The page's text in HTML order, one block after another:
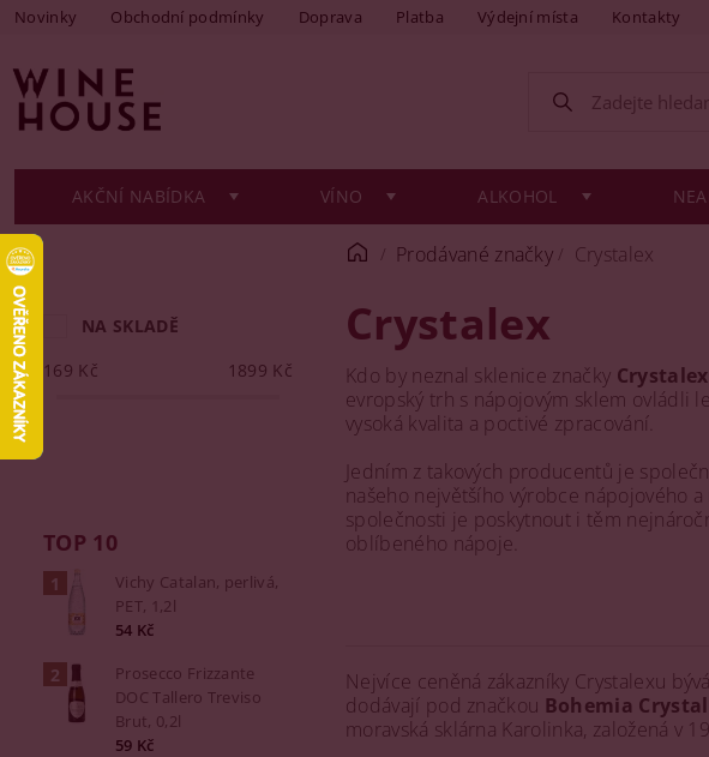
Novinky Obchodní podmínky Doprava Platba Výdejní místa Kontakty
AKČNÍ NABÍDKA VÍNO ALKOHOL
NA SKLADĚ
169 Kč 1899 Kč
TOP 10
Vichy Catalan, perlivá,
PET, 1,2l
54 Kč
Prosecco Frizzante
DOC Tallero Treviso
Brut, 0,2l
59 Kč
Prodávané značky Crystalex
Crystalex
Kdo by neznal sklenice značky Crystalex
evropský trh s nápojovým sklem ovládli
vysoká kvalita a poctivé zpracování.
Jedním z takových producentů je
našeho největšího výrobce nápojového
společnosti je poskytnout i těm
oblíbeného nápoje.
Nejvíce ceněná zákazníky Crystalexu
dodávají pod značkou Bohemia Crystal
moravská sklárna Karolinka, založená v